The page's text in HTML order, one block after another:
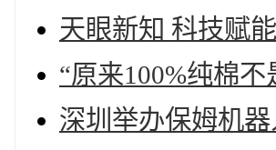
天眼新知 科技赋
“原来100%纯棉
深圳举办保姆机